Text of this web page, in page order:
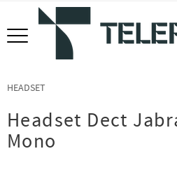
Meny
HEADSET
Headset Dect
Mono